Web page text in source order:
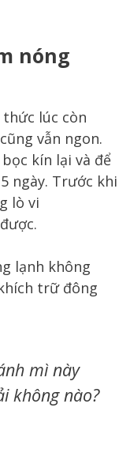
nóng
lúc còn
vẫn ngon.
kín lại và để
ngày. Trước khi
lò vi
lạnh không
trữ đông
mì này
không nào?